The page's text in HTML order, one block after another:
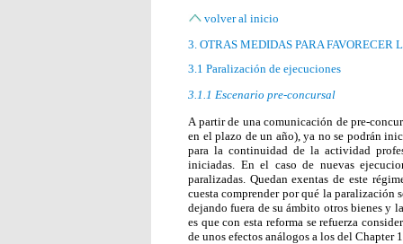
volver al inicio
3. OTRAS MEDIDAS PARA FAVORECER
3.1 Paralización de ejecuciones
3.1.1 Escenario pre-concursal
A partir de una comunicación de pre-
en el plazo de un año), ya no se podrán
para la continuidad de la actividad
iniciadas. En el caso de nuevas
paralizadas. Quedan exentas de este
cuesta comprender por qué la paralización
dejando fuera de su ámbito otros bienes y
es que con esta reforma se refuerza
de unos efectos análogos a los del Chapter